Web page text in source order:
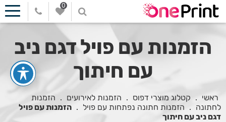
0
הזמנות עם פויל דגם ניב
עם חיתוך
ראשי . קטלוג מוצרי דפוס . הזמנות לאירועים . הזמנות
לחתונה . הזמנות חתונה נפתחות עם פויל . הזמנות עם פויל
דגם ניב עם חיתוך